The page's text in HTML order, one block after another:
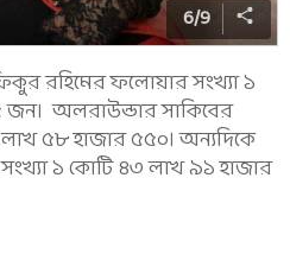
6/9
রহিমের ফলোয়ার সংখ্যা ১
অলরাউন্ডার সাকিবের
৫৮ হাজার ৫৫০। অন্যদিকে
১ কোটি ৪৩ লাখ ৯১ হাজার